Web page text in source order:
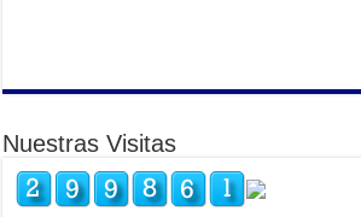
Nuestras Visitas